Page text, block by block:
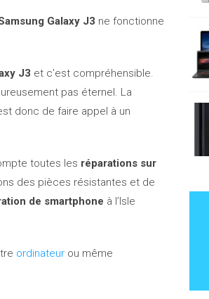
Galaxy J3 ne fonctionne
J3 et c’est compréhensible.
pas éternel. La
donc de faire appel à un
toutes les réparations sur
des pièces résistantes et de
de smartphone à l’Isle
ordinateur ou même